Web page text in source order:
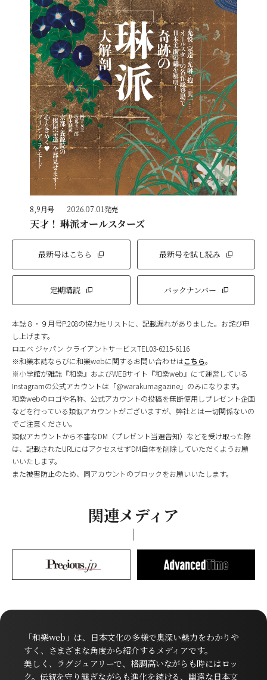
8,9月号 2026.07.01発売
天才！ 琳派オールスターズ
最新号はこちら 最新号を試し読み
定期購読 バックナンバー
本誌８・９月号P.208の協力社リストに、記載漏れがありました。お詫び申
し上げます。
ロエベ ジャパン クライアントサービスTEL03-6215-6116
※和樂本誌ならびに和樂webに関するお問い合わせはこちら。
※小学館が雑誌『和樂』およびWEBサイト『和樂web』にて運営している
Instagramの公式アカウントは「@warakumagazine」のみになります。
和樂webのロゴや名称、公式アカウントの投稿を無断使用しプレゼント企画
などを行っている類似アカウントがございますが、弊社とは一切関係ないの
でご注意ください。
類似アカウントから不審なDM（プレゼント当選告知）などを受け取った際
は、記載されたURLにはアクセスせずDM自体を削除していただくようお願
いいたします。
また被害防止のため、同アカウントのブロックをお願いいたします。
関連メディア
「和樂web」は、日本文化の多様で奥深い魅力をわかりや
すく、さまざまな角度から紹介するメディアです。
美しく、ラグジュアリーで、格調高いながらも時にはロッ
ク。伝統を守り継ぎながらも進化を続ける、幽遠な日本文